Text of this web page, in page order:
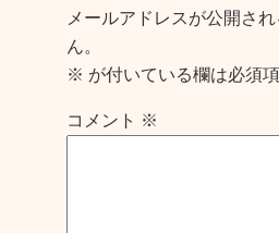
メールアドレスが公開さ
ん。
※ が付いている欄は必須
コメント ※